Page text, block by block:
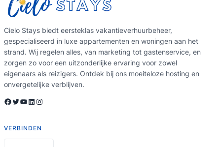
Cielo Stays biedt eersteklas vakantieverhuurbeheer,
gespecialiseerd in luxe appartementen en woningen aan het
strand. Wij regelen alles, van marketing tot gastenservice, en
zorgen zo voor een uitzonderlijke ervaring voor zowel
eigenaars als reizigers. Ontdek bij ons moeiteloze hosting en
onvergetelijke verblijven.
Facebook Twitter YouTube LinkedIn Instagram
VERBINDEN